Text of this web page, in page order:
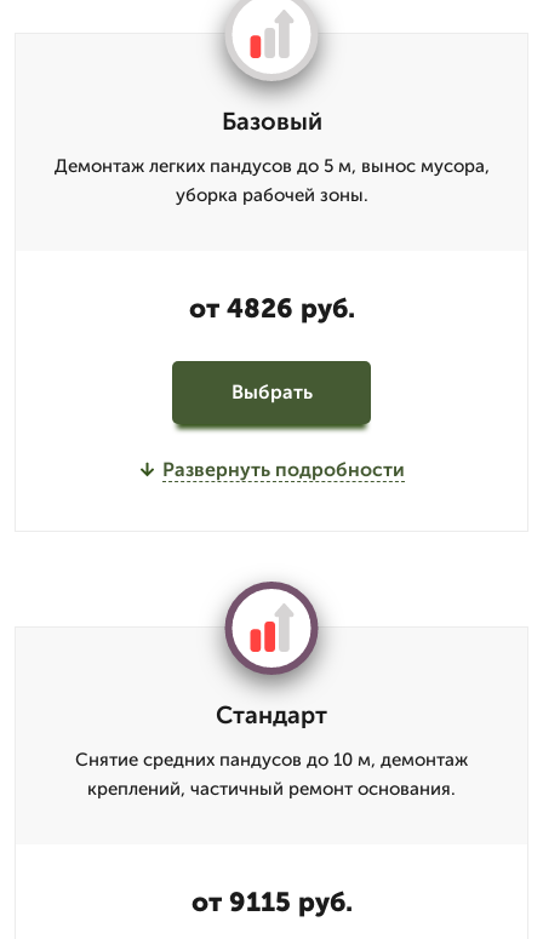
Базовый
Демонтаж легких пандусов до 5 м, вынос мусора,
уборка рабочей зоны.
от 4826 руб.
Выбрать
Развернуть подробности
Стандарт
Снятие средних пандусов до 10 м, демонтаж
креплений, частичный ремонт основания.
от 9115 руб.